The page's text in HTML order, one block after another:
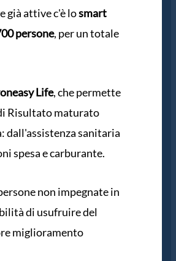
già attive c'è losmart
persone, per un totale
Life, che permette
Risultato maturato
dall'assistenza sanitaria
spesa e carburante.
non impegnate in
di usufruire del
miglioramento